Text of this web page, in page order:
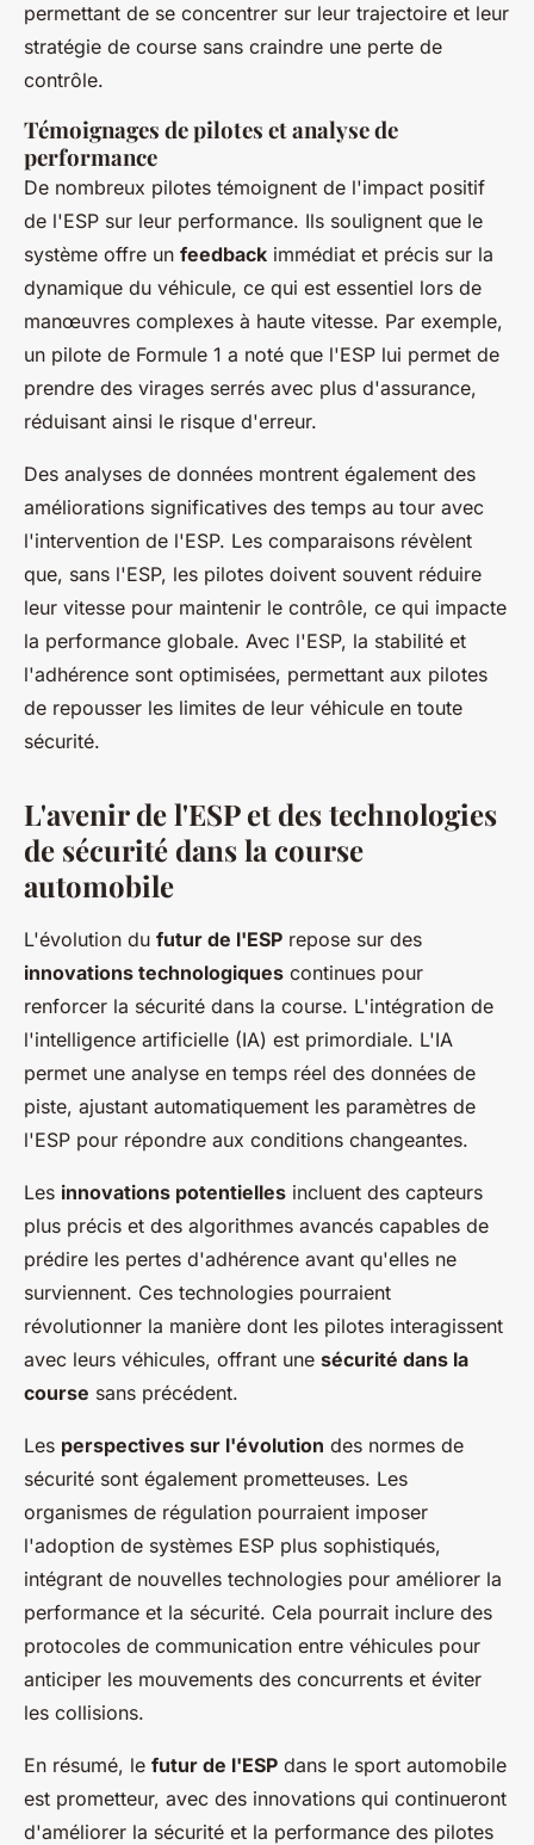
permettant de se concentrer sur leur trajectoire et leur
stratégie de course sans craindre une perte de
contrôle.
Témoignages de pilotes et analyse de
performance
De nombreux pilotes témoignent de l'impact positif
de l'ESP sur leur performance. Ils soulignent que le
système offre un feedback immédiat et précis sur la
dynamique du véhicule, ce qui est essentiel lors de
manœuvres complexes à haute vitesse. Par exemple,
un pilote de Formule 1 a noté que l'ESP lui permet de
prendre des virages serrés avec plus d'assurance,
réduisant ainsi le risque d'erreur.
Des analyses de données montrent également des
améliorations significatives des temps au tour avec
l'intervention de l'ESP. Les comparaisons révèlent
que, sans l'ESP, les pilotes doivent souvent réduire
leur vitesse pour maintenir le contrôle, ce qui impacte
la performance globale. Avec l'ESP, la stabilité et
l'adhérence sont optimisées, permettant aux pilotes
de repousser les limites de leur véhicule en toute
sécurité.
L'avenir de l'ESP et des technologies
de sécurité dans la course
automobile
L'évolution du futur de l'ESP repose sur des
innovations technologiques continues pour
renforcer la sécurité dans la course. L'intégration de
l'intelligence artificielle (IA) est primordiale. L'IA
permet une analyse en temps réel des données de
piste, ajustant automatiquement les paramètres de
l'ESP pour répondre aux conditions changeantes.
Les innovations potentielles incluent des capteurs
plus précis et des algorithmes avancés capables de
prédire les pertes d'adhérence avant qu'elles ne
surviennent. Ces technologies pourraient
révolutionner la manière dont les pilotes interagissent
avec leurs véhicules, offrant une sécurité dans la
course sans précédent.
Les perspectives sur l'évolution des normes de
sécurité sont également prometteuses. Les
organismes de régulation pourraient imposer
l'adoption de systèmes ESP plus sophistiqués,
intégrant de nouvelles technologies pour améliorer la
performance et la sécurité. Cela pourrait inclure des
protocoles de communication entre véhicules pour
anticiper les mouvements des concurrents et éviter
les collisions.
En résumé, le futur de l'ESP dans le sport automobile
est prometteur, avec des innovations qui continueront
d'améliorer la sécurité et la performance des pilotes